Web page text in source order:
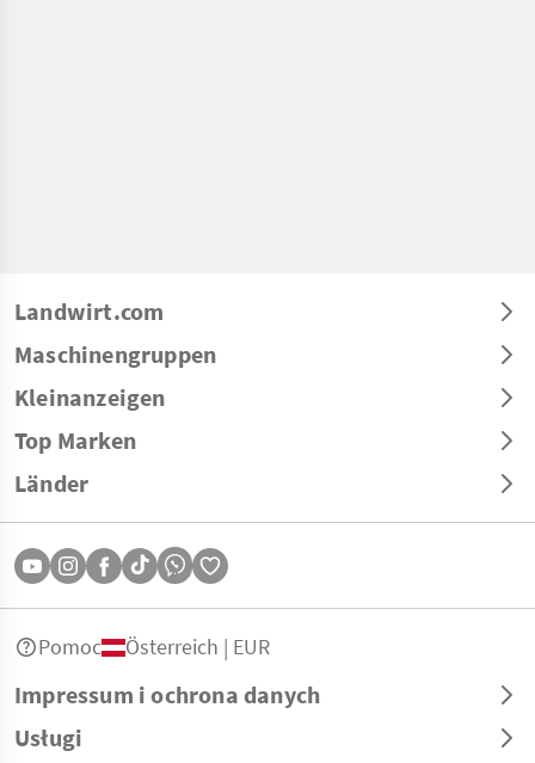
Landwirt.com
Maschinengruppen
Kleinanzeigen
Top Marken
Länder
Impressum i ochrona danych
Usługi
Pomoc Österreich | EUR